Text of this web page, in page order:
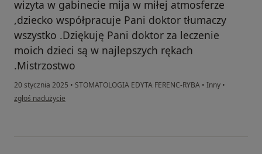
wizyta w gabinecie mija w miłej atmosferze
,dziecko współpracuje Pani doktor tłumaczy
wszystko .Dziękuję Pani doktor za leczenie
moich dzieci są w najlepszych rękach
.Mistrzostwo
20 stycznia 2025 • STOMATOLOGIA EDYTA FERENC-RYBA • Inny •
w opinii użytkownika Ela Kulig
zgłoś nadużycie